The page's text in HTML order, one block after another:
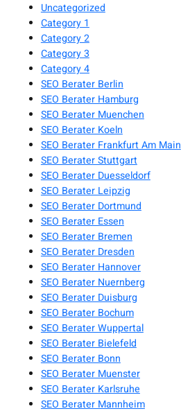
Uncategorized
Category 1
Category 2
Category 3
Category 4
SEO Berater Berlin
SEO Berater Hamburg
SEO Berater Muenchen
SEO Berater Koeln
SEO Berater Frankfurt Am Main
SEO Berater Stuttgart
SEO Berater Duesseldorf
SEO Berater Leipzig
SEO Berater Dortmund
SEO Berater Essen
SEO Berater Bremen
SEO Berater Dresden
SEO Berater Hannover
SEO Berater Nuernberg
SEO Berater Duisburg
SEO Berater Bochum
SEO Berater Wuppertal
SEO Berater Bielefeld
SEO Berater Bonn
SEO Berater Muenster
SEO Berater Karlsruhe
SEO Berater Mannheim